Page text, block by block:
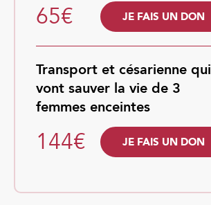
65€ JE FAIS UN DON
Transport et césarienne qui
vont sauver la vie de 3
femmes enceintes
144€ JE FAIS UN DON